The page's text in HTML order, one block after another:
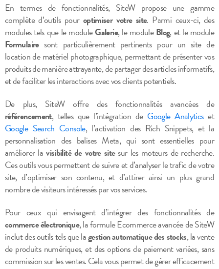
En termes de fonctionnalités, SiteW propose une gamme
complète d’outils pour optimiser votre site. Parmi ceux-ci, des
modules tels que le moduleGalerie, le moduleBlog, et le module
Formulairesont particulièrement pertinents pour un site de
location de matériel photographique, permettant de présenter vos
produits de manière attrayante, de partager des articles informatifs,
et de faciliter les interactions avec vos clients potentiels.
De plus, SiteW offre des fonctionnalités avancées de
référencement, telles que l’intégration de Google Analyticset
Google Search Console, l’activation des Rich Snippets, et la
personnalisation des balises Meta, qui sont essentielles pour
améliorer lavisibilité de votre sitesur les moteurs de recherche.
Ces outils vous permettent de suivre et d’analyser le trafic de votre
site, d’optimiser son contenu, et d’attirer ainsi un plus grand
nombre de visiteurs intéressés par vos services.
Pour ceux qui envisagent d’intégrer des fonctionnalités de
commerce électronique, la formule Ecommerce avancée de SiteW
inclut des outils tels que lagestion automatique des stocks, la vente
de produits numériques, et des options de paiement variées, sans
commission sur les ventes. Cela vous permet de gérer efficacement